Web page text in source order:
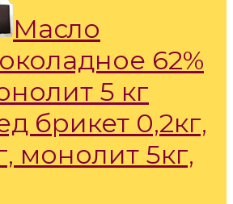
Масло
62%
5 кг
брикет 0,2кг,
монолит 5кг,